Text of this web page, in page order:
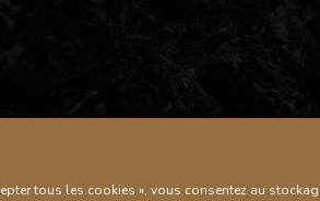
tous les cookies », vous consentez au